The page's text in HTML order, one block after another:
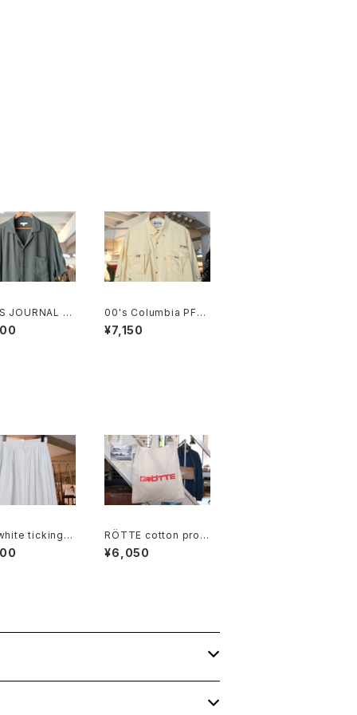
JOURNAL ra
open-co
00's Columbia PFG
yellow-beige nylon
Shirt
¥7,150
ticking s
cotton flared
RÖTTE cotton prom
otional shoulder Ba
g
¥6,050